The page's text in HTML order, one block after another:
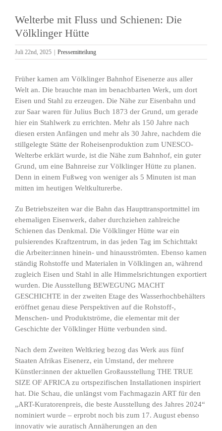
Welterbe mit Fluss und Schienen: Die
Völklinger Hütte
Juli 22nd, 2025 Pressemitteilung
Früher kamen am Völklinger Bahnhof Eisenerze aus aller
Welt an. Die brauchte man im benachbarten Werk, um dort
Eisen und Stahl zu erzeugen. Die Nähe zur Eisenbahn und
zur Saar waren für Julius Buch 1873 der Grund, um gerade
hier ein Stahlwerk zu errichten. Mehr als 150 Jahre nach
diesen ersten Anfängen und mehr als 30 Jahre, nachdem die
stillgelegte Stätte der Roheisenproduktion zum UNESCO-
Welterbe erklärt wurde, ist die Nähe zum Bahnhof, ein guter
Grund, um eine Bahnreise zur Völklinger Hütte zu planen.
Denn in einem Fußweg von weniger als 5 Minuten ist man
mitten im heutigen Weltkulturerbe.
Zu Betriebszeiten war die Bahn das Haupttransportmittel im
ehemaligen Eisenwerk, daher durchziehen zahlreiche
Schienen das Denkmal. Die Völklinger Hütte war ein
pulsierendes Kraftzentrum, in das jeden Tag im Schichttakt
die Arbeiter:innen hinein- und hinausströmten. Ebenso kamen
ständig Rohstoffe und Materialen in Völklingen an, während
zugleich Eisen und Stahl in alle Himmelsrichtungen exportiert
wurden. Die Ausstellung BEWEGUNG MACHT
GESCHICHTE in der zweiten Etage des Wasserhochbehälters
eröffnet genau diese Perspektiven auf die Rohstoff-,
Menschen- und Produktströme, die elementar mit der
Geschichte der Völklinger Hütte verbunden sind.
Nach dem Zweiten Weltkrieg bezog das Werk aus fünf
Staaten Afrikas Eisenerz, ein Umstand, der mehrere
Künstler:innen der aktuellen Großausstellung THE TRUE
SIZE OF AFRICA zu ortspezifischen Installationen inspiriert
hat. Die Schau, die unlängst vom Fachmagazin ART für den
„ART-Kuratorenpreis, die beste Ausstellung des Jahres 2024“
nominiert wurde – erprobt noch bis zum 17. August ebenso
innovativ wie auratisch Annäherungen an den